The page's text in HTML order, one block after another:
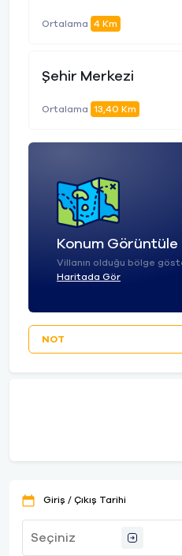
Ortalama 4 Km
Şehir Merkezi
Ortalama 13,40 Km
Konum Görüntüle
Villanın olduğu bölge
Haritada Gör
NOT
Giriş / Çıkış Tarihi